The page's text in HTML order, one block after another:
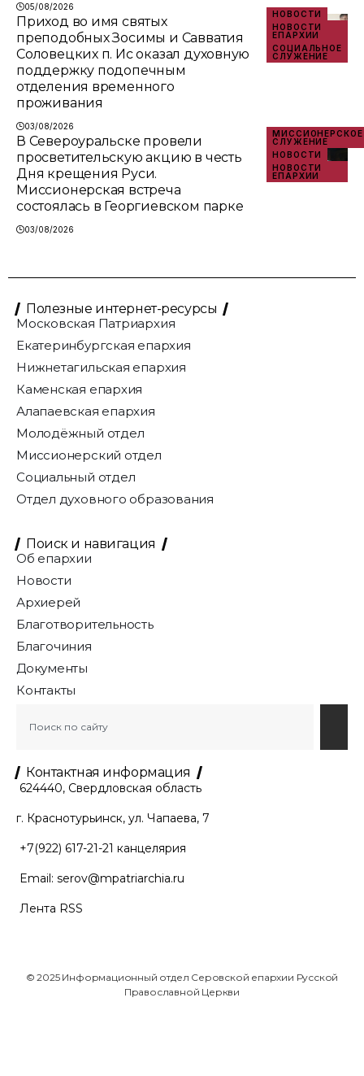
05/08/2026
НОВОСТИ
НОВОСТИ
ЕПАРХИИ
СОЦИАЛЬНОЕ
СЛУЖЕНИЕ
Приход во имя святых
преподобных Зосимы и Савватия
Соловецких п. Ис оказал духовную
поддержку подопечным
отделения временного
проживания
03/08/2026
МИССИОНЕРСКОЕ
СЛУЖЕНИЕ
НОВОСТИ
НОВОСТИ
ЕПАРХИИ
В Североуральске провели
просветительскую акцию в честь
Дня крещения Руси.
Миссионерская встреча
состоялась в Георгиевском парке
03/08/2026
Полезные интернет-ресурсы
Московская Патриархия
Екатеринбургская епархия
Нижнетагильская епархия
Каменская епархия
Алапаевская епархия
Молодёжный отдел
Миссионерский отдел
Социальный отдел
Отдел духовного образования
Поиск и навигация
Об епархии
Новости
Архиерей
Благотворительность
Благочиния
Документы
Контакты
Контактная информация
624440, Свердловская область
г. Краснотурьинск, ул. Чапаева, 7
+7(922) 617-21-21 канцелярия
Email: serov@mpatriarchia.ru
Лента RSS
© 2025 Информационный отдел Серовской епархии Русской
Православной Церкви